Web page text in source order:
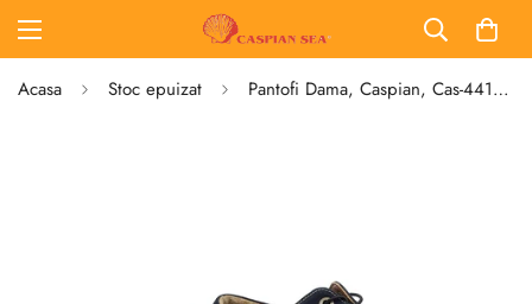
Acasa Stoc epuizat Pantofi Dama, Caspian, Cas-44173-B, Casual, Piele Naturala Nabuc, Bleumarin